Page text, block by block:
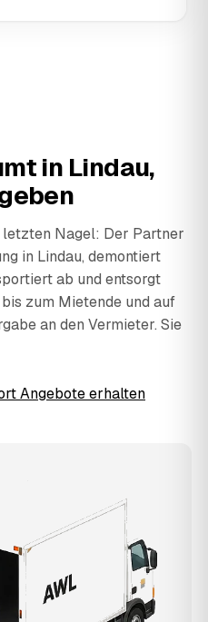
in Lindau,
Nagel: Der Partner
in Lindau, demontiert
ab und entsorgt
zum Mietende und auf
an den Vermieter. Sie
Angebote erhalten